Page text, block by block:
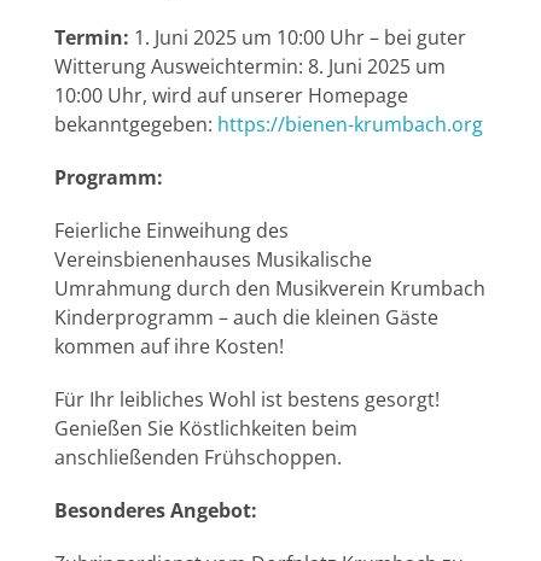
Termin: 1. Juni 2025 um 10:00 Uhr – bei guter
Witterung Ausweichtermin: 8. Juni 2025 um
10:00 Uhr, wird auf unserer Homepage
bekanntgegeben: https://bienen-krumbach.org
Programm:
Feierliche Einweihung des
Vereinsbienenhauses Musikalische
Umrahmung durch den Musikverein Krumbach
Kinderprogramm – auch die kleinen Gäste
kommen auf ihre Kosten!
Für Ihr leibliches Wohl ist bestens gesorgt!
Genießen Sie Köstlichkeiten beim
anschließenden Frühschoppen.
Besonderes Angebot: